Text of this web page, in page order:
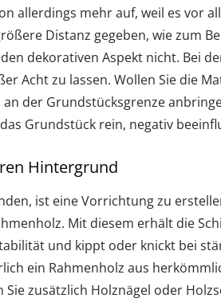
allerdings mehr auf, weil es vor
Distanz gegeben, wie zum
dekorativen Aspekt nicht. Bei
Acht zu lassen. Wollen Sie die
an der Grundstücksgrenze
Grundstück rein, negativ
Hintergrund
ist eine Vorrichtung zu
Mit diesem erhält die
und kippt oder knickt bei
ein Rahmenholz aus
zusätzlich Holznägel oder